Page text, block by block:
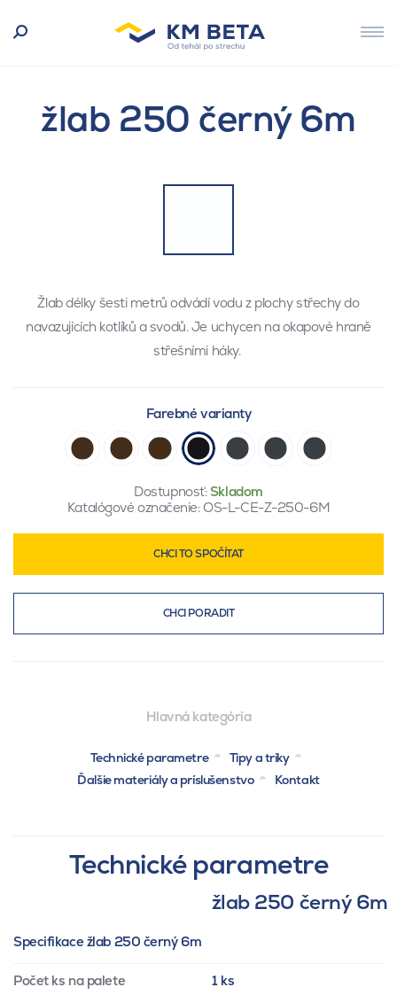
žlab 250 černý 6m
Žlab délky šesti metrů odvádí vodu z plochy střechy do
navazujících kotlíků a svodů. Je uchycen na okapové hraně
střešními háky.
Farebné varianty
Dostupnosť:Skladom
Katalógové označenie:OS-L-CE-Z-250-6M
CHCI TO SPOČÍTAT
CHCI PORADIT
Hlavná kategória
Technické parametre
Tipy a triky
Ďalšie materiály a príslušenstvo
Kontakt
Technické parametre
žlab 250 černý 6m
Specifikace žlab 250 černý 6m
Počet ks na palete 1 ks